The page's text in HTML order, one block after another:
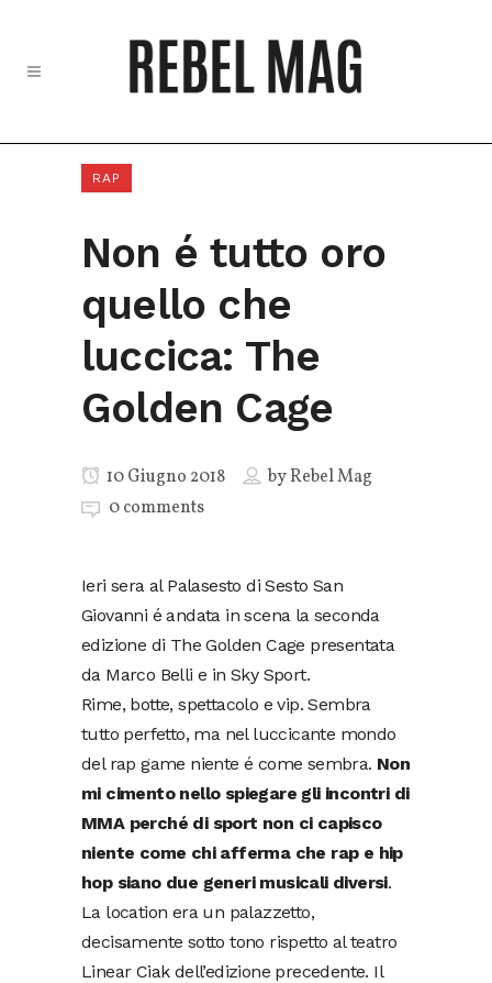
RAP
Non é tutto oro
quello che
luccica: The
Golden Cage
10 Giugno 2018 byRebel Mag
0 comments
Ieri sera al Palasesto di Sesto San
Giovanni é andata in scena la seconda
edizione di The Golden Cage presentata
da Marco Belli e in Sky Sport.
Rime, botte, spettacolo e vip. Sembra
tutto perfetto, ma nel luccicante mondo
del rap game niente é come sembra. Non
mi cimento nello spiegare gli incontri di
MMA perché di sport non ci capisco
niente come chi afferma che rap e hip
hop siano due generi musicali diversi.
La location era un palazzetto,
decisamente sotto tono rispetto al teatro
Linear Ciak dell’edizione precedente. Il